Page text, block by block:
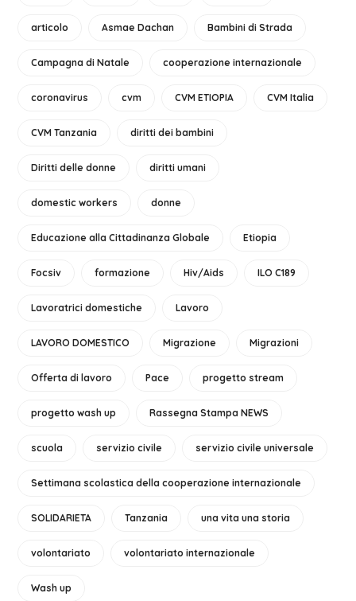
articolo Asmae Dachan Bambini di Strada
Campagna di Natale cooperazione internazionale
coronavirus cvm CVM ETIOPIA CVM Italia
CVM Tanzania diritti dei bambini
Diritti delle donne diritti umani
domestic workers donne
Educazione alla Cittadinanza Globale Etiopia
Focsiv formazione Hiv/Aids ILO C189
Lavoratrici domestiche Lavoro
LAVORO DOMESTICO Migrazione Migrazioni
Offerta di lavoro Pace progetto stream
progetto wash up Rassegna Stampa NEWS
scuola servizio civile servizio civile universale
Settimana scolastica della cooperazione internazionale
SOLIDARIETA Tanzania una vita una storia
volontariato volontariato internazionale
Wash up